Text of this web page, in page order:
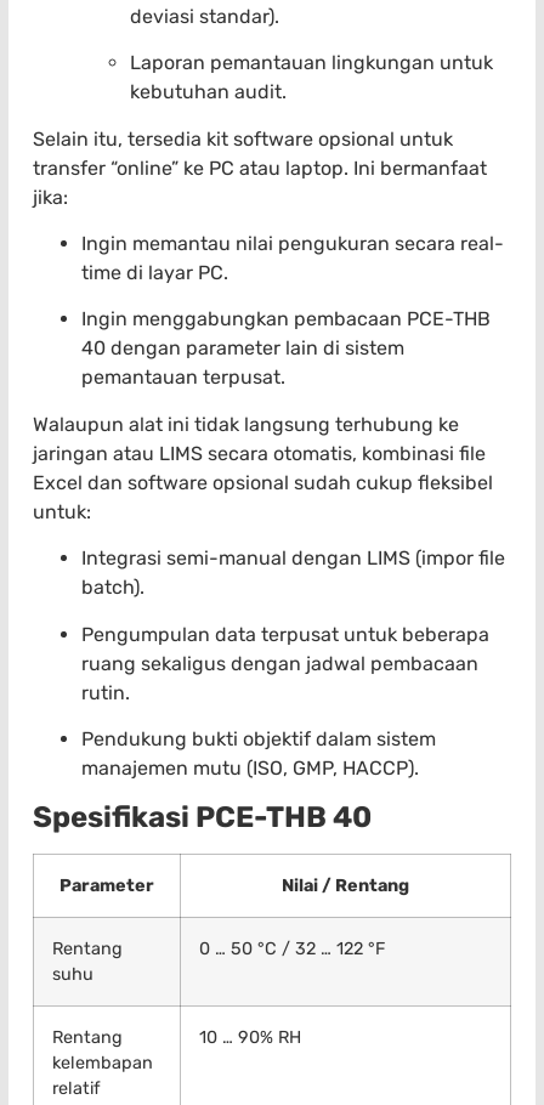
deviasi standar).
Laporan pemantauan lingkungan untuk
kebutuhan audit.
Selain itu, tersedia kit software opsional untuk
transfer “online” ke PC atau laptop. Ini bermanfaat
jika:
Ingin memantau nilai pengukuran secara real-
time di layar PC.
Ingin menggabungkan pembacaan PCE-THB
40 dengan parameter lain di sistem
pemantauan terpusat.
Walaupun alat ini tidak langsung terhubung ke
jaringan atau LIMS secara otomatis, kombinasi file
Excel dan software opsional sudah cukup fleksibel
untuk:
Integrasi semi-manual dengan LIMS (impor file
batch).
Pengumpulan data terpusat untuk beberapa
ruang sekaligus dengan jadwal pembacaan
rutin.
Pendukung bukti objektif dalam sistem
manajemen mutu (ISO, GMP, HACCP).
Spesifikasi PCE-THB 40
Parameter Nilai / Rentang
Rentang
suhu
0 … 50 °C / 32 … 122 °F
Rentang
kelembapan
relatif
10 … 90% RH